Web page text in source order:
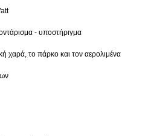
- υποστήριγμα
χαρά, το πάρκο και τον αερολιμένα